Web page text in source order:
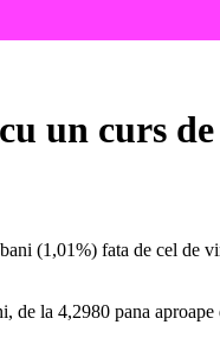
un curs
(1,01%) fata de cel de
de la 4,2980 pana